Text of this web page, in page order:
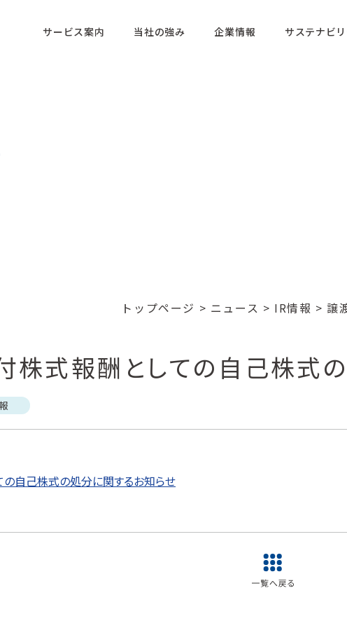
サービス案内 当社の強み 企業情報 サステナビリ
トップページ > ニュース > IR情報 > 譲
株式報酬としての自己株式
自己株式の処分に関するお知らせ